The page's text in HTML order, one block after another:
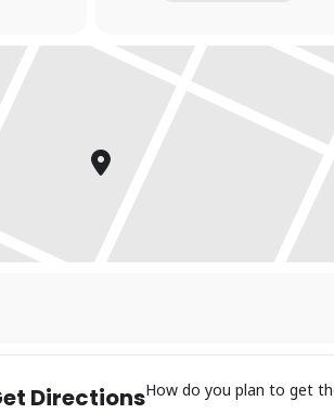
DirectionsHow do you plan to get